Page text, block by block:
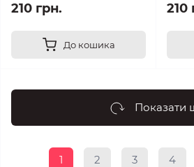
210 грн.
До кошика
210
Показати
1 2 3 4